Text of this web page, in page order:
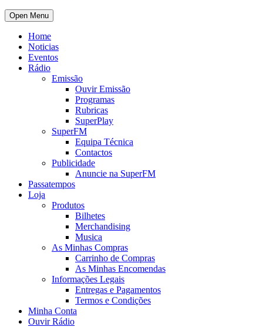
Open Menu
Home
Noticias
Eventos
Rádio
Emissão
Ouvir Emissão
Programas
Rubricas
SuperPlay
SuperFM
Equipa Técnica
Contactos
Publicidade
Anuncie na SuperFM
Passatempos
Loja
Produtos
Bilhetes
Merchandising
Musica
As Minhas Compras
Carrinho de Compras
As Minhas Encomendas
Informações Legais
Entregas e Pagamentos
Termos e Condições
Minha Conta
Ouvir Rádio